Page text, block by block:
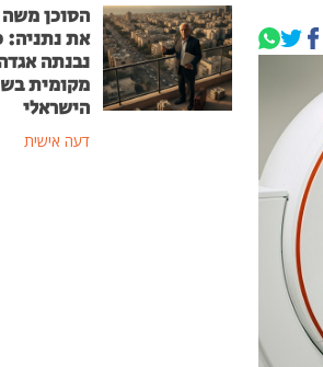
הסוכן
את נתניה:
נבנתה
מקומית
הישראלי
דעה אישית